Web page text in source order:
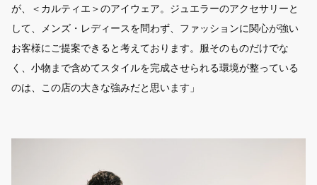
が、＜カルティエ＞のアイウェア。ジュエラーのアクセサリーと
して、メンズ・レディースを問わず、ファッションに関心が強い
お客様にご提案できると考えております。服そのものだけでな
く、小物まで含めてスタイルを完成させられる環境が整っている
のは、この店の大きな強みだと思います」